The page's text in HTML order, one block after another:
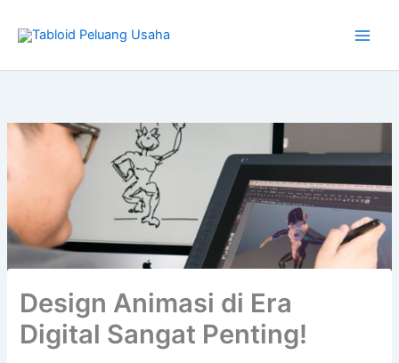
Design Animasi di Era
Digital Sangat Penting!
your
email…